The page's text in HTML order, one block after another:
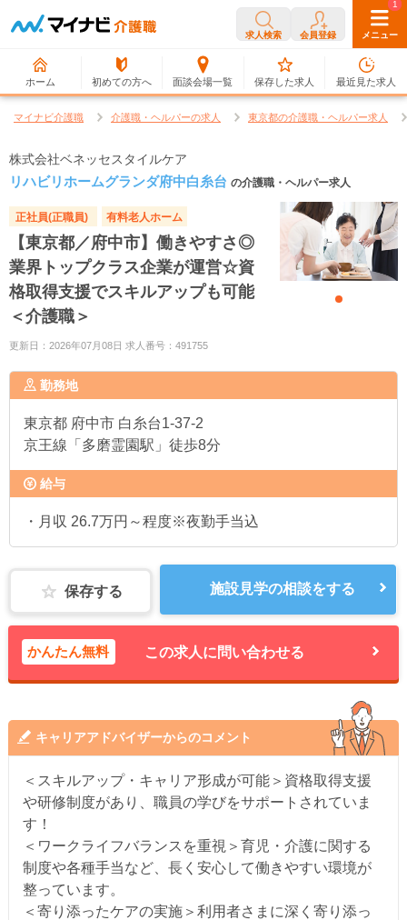
求人検索 会員登録 メニュー
ホーム 初めての方へ 面談会場一覧
0
保存した求人
1
最近見た求人
マイナビ介護職 介護職・ヘルパーの求人 東京都の介護職・ヘルパー求人
株式会社ベネッセスタイルケア
リハビリホームグランダ府中白糸台 の介護職・ヘルパー求人
正社員(正職員) 有料老人ホーム
【東京都／府中市】働きやすさ◎
業界トップクラス企業が運営☆資
格取得支援でスキルアップも可能
＜介護職＞
更新日：2026年07月08日 求人番号：491755
勤務地
東京都 府中市 白糸台1-37-2
京王線「多磨霊園駅」徒歩8分
給与
・月収 26.7万円～程度※夜勤手当込
保存する 施設見学の相談をする
かんたん無料 この求人に問い合わせる
キャリアアドバイザーからのコメント
＜スキルアップ・キャリア形成が可能＞資格取得支援
や研修制度があり、職員の学びをサポートされていま
す！
＜ワークライフバランスを重視＞育児・介護に関する
制度や各種手当など、長く安心して働きやすい環境が
整っています。
＜寄り添ったケアの実施＞利用者さまに深く寄り添っ